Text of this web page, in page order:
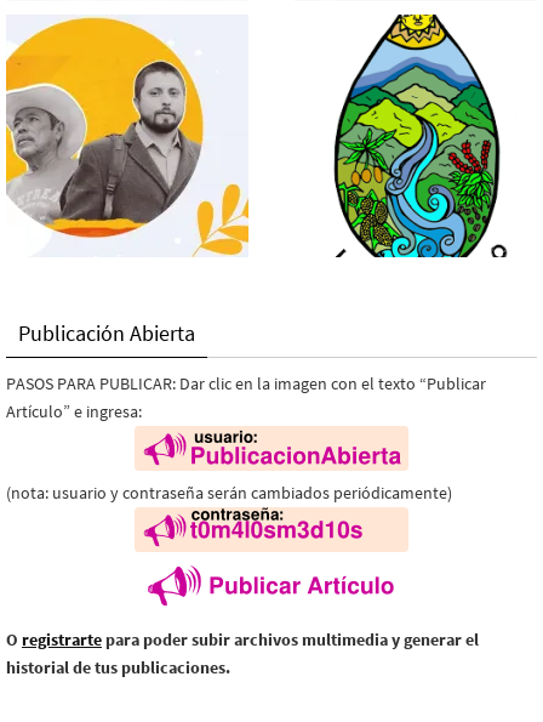
Publicación Abierta
PASOS PARA PUBLICAR: Dar clic en la imagen con el texto “Publicar
Artículo” e ingresa:
(nota: usuario y contraseña serán cambiados periódicamente)
O registrarte para poder subir archivos multimedia y generar el
historial de tus publicaciones.